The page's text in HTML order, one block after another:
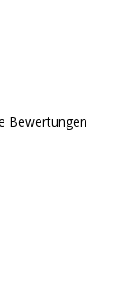
Bewertungen